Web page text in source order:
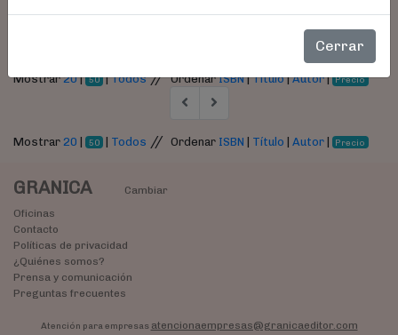
Cerrar
Mostrar20| 50 |Todos//OrdenarISBN|Título|Autor| Precio
Mostrar 20 50 | Todos // Ordenar ISBN Título Autor| Precio
GRANICA
Cambiar
Oficinas
Contacto
Políticas de privacidad
¿Quiénes somos?
Prensa y comunicación
Preguntas frecuentes
Atención para empresas atencionaempresas@granicaeditor.com